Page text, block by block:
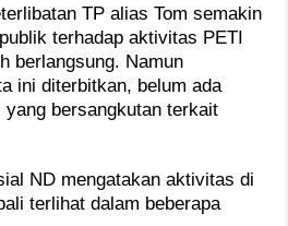
TP alias Tom semakin
terhadap aktivitas PETI
berlangsung. Namun
ini diterbitkan, belum ada
bersangkutan terkait
ND mengatakan aktivitas di
terlihat dalam beberapa